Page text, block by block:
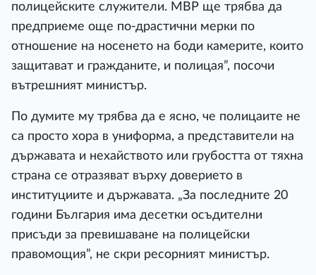
полицейските служители. МВР ще трябва да
предприеме още по-драстични мерки по
отношение на носенето на боди камерите, които
защитават и гражданите, и полицая”, посочи
вътрешният министър.
По думите му трябва да е ясно, че полицаите не
са просто хора в униформа, а представители на
държавата и нехайството или грубостта от тяхна
страна се отразяват върху доверието в
институциите и държавата. „За последните 20
години България има десетки осъдителни
присъди за превишаване на полицейски
правомощия”, не скри ресорният министър.